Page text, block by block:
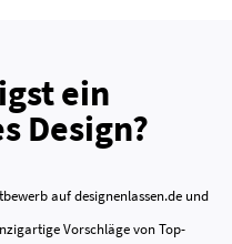
ein
Design?
auf designenlassen.de und
Vorschläge von Top-